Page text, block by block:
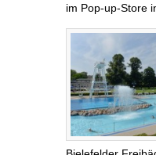
im Pop-up-Store